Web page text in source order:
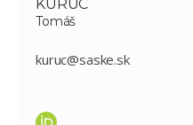
KURUC
Tomáš
kuruc@saske.sk